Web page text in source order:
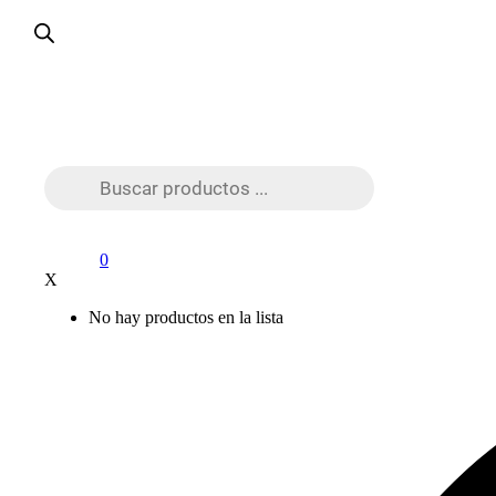
0
X
No hay productos en la lista